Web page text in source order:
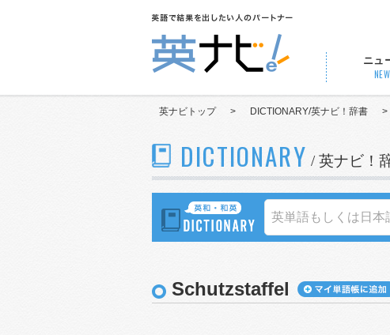
ニュ
英ナビトップ > DICTIONARY/英ナビ！辞書 >
DICTIONARY / 英ナビ！
Schutzstaffel